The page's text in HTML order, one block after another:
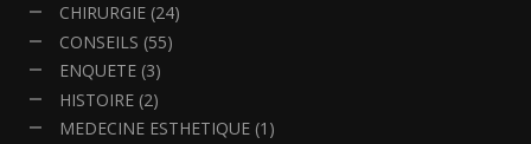
CHIRURGIE (24)
CONSEILS (55)
ENQUETE (3)
HISTOIRE (2)
MEDECINE ESTHETIQUE (1)